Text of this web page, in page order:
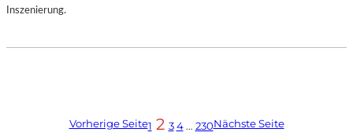
Inszenierung.
Vorherige Seite1 2 3 4 … 230Nächste Seite